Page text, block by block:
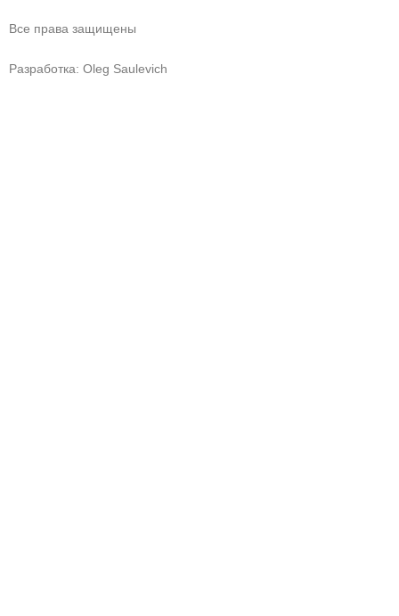
Все права защищены
Разработка: Oleg Saulevich